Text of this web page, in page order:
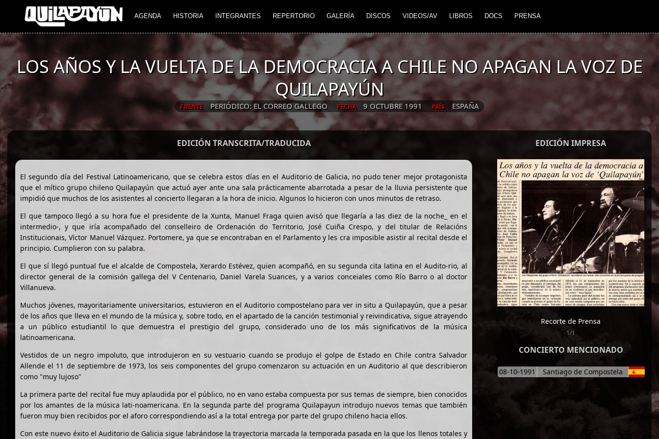
AGENDA HISTORIA INTEGRANTES REPERTORIO GALERÍA DISCOS VIDEOS/AV LIBROS DOCS PRENSA
LOS AÑOS Y LA VUELTA DE LA DEMOCRACIA A CHILE NO APAGAN LA VOZ DE
QUILAPAYÚN
FUENTE PERIÓDICO: EL CORREO GALLEGO FECHA 9 OCTUBRE 1991 PAÍS ESPAÑA
EDICIÓN TRANSCRITA/TRADUCIDA
El segundo día del Festival Latinoamericano, que se celebra estos días en el Auditorio de Galicia, no pudo tener mejor protagonista
que el mítico grupo chileno Quilapayún que actuó ayer ante una sala prácticamente abarrotada a pesar de la lluvia persistente que
impidió que muchos de los asistentes al concierto llegaran a la hora de inicio. Algunos lo hicieron con unos minutos de retraso.
El que tampoco llegó a su hora fue el presidente de la Xunta, Manuel Fraga quien avisó que llegaría a las diez de la noche_ en el
intermedio-, y que iría acompañado del conselleiro de Ordenación do Territorio, José Cuiña Crespo, y del titular de Relacións
Institucionais, Víctor Manuel Vázquez. Portomere, ya que se encontraban en el Parlamento y les cra imposible asistir al recital desde el
principio. Cumplieron con su palabra.
El que sí llegó puntual fue el alcalde de Compostela, Xerardo Estévez, quien acompañó, en su segunda cita latina en el Audito-rio, al
director general de la comisión gallega del V Centenario, Daniel Varela Suances, y a varios conceiales como Río Barro o al doctor
Villanueva.
Muchos jóvenes, mayoritariamente universitarios, estuvieron en el Auditorio compostelano para ver in situ a Quilapayún, que a pesar
de los años que lleva en el mundo de la música y, sobre todo, en el apartado de la canción testimonial y reivindicativa, sigue atrayendo
a un público estudiantil lo que demuestra el prestigio del grupo, considerado uno de los más significativos de la música
latinoamericana.
Vestidos de un negro impoluto, que introdujeron en su vestuario cuando se produjo el golpe de Estado en Chile contra Salvador
Allende el 11 de septiembre de 1973, los seis componentes del grupo comenzaron su actuación en un Auditorio al que describieron
como "muy lujoso"
La primera parte del recital fue muy aplaudida por el público, no en vano estaba compuesta por sus temas de siempre, bien conocidos
por los amantes de la música lati-noamericana. En la segunda parte del programa Quilapayun introdujo nuevos temas que también
fueron muy bien recibidos por el aforo correspondiendo así a la total entrega por parte del grupo chileno hacia ellos.
Con este nuevo éxito el Auditorio de Galicia sigue labrándose la trayectoria marcada la temporada pasada en la que los llenos totales y
EDICIÓN IMPRESA
Recorte de Prensa
1/1
CONCIERTO MENCIONADO
08-10-1991 Santiago de Compostela